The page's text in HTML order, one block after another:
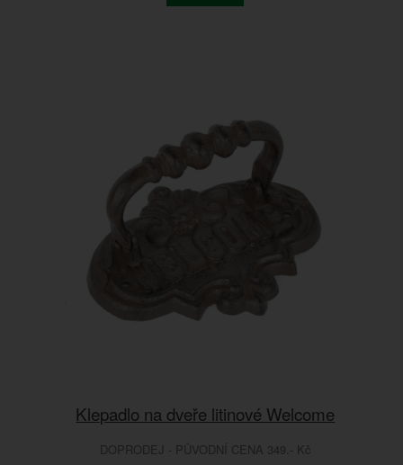
Klepadlo na dveře litinové Welcome
DOPRODEJ - PŮVODNÍ CENA 349.- Kč